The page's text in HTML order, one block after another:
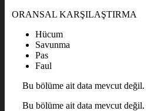
ORANSAL KARŞILAŞTIRMA
Hücum
Savunma
Pas
Faul
Bu bölüme ait data mevcut değil.
Bu bölüme ait data mevcut değil.